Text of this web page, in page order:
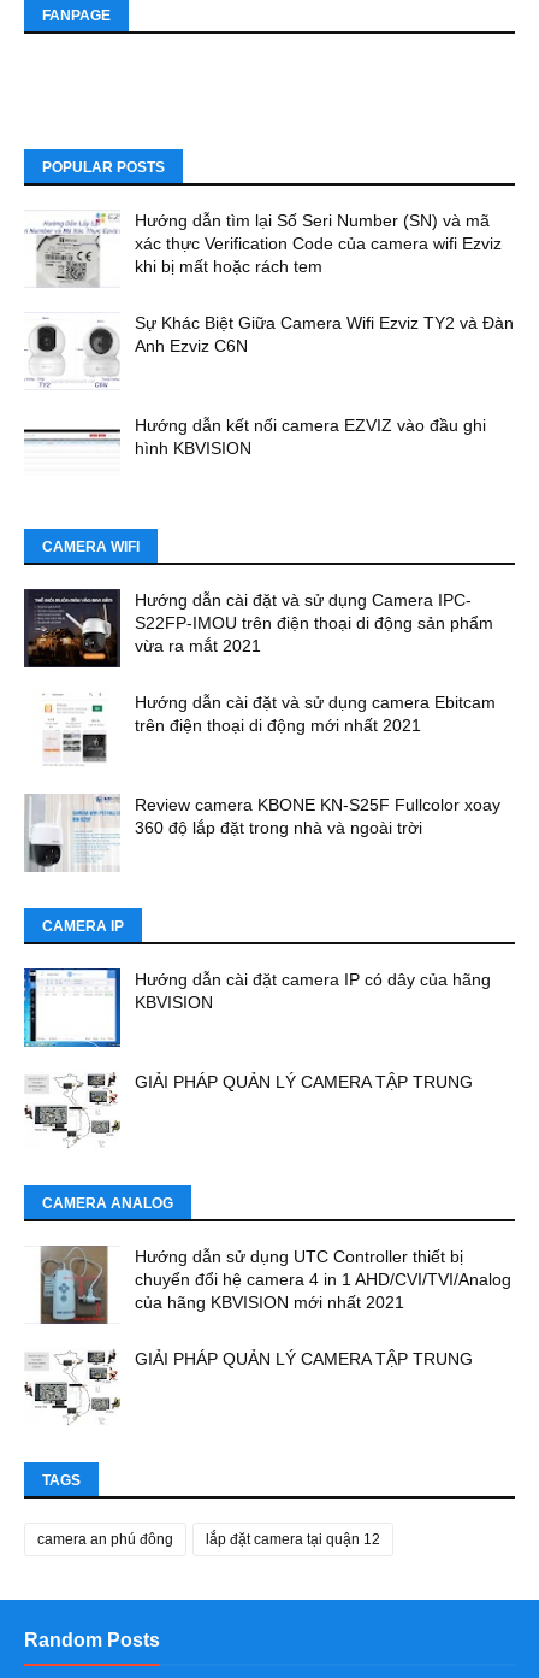
FANPAGE
POPULAR POSTS
Hướng dẫn tìm lại Số Seri Number (SN) và mã
xác thực Verification Code của camera wifi Ezviz
khi bị mất hoặc rách tem
Sự Khác Biệt Giữa Camera Wifi Ezviz TY2 và Đàn
Anh Ezviz C6N
Hướng dẫn kết nối camera EZVIZ vào đầu ghi
hình KBVISION
CAMERA WIFI
Hướng dẫn cài đặt và sử dụng Camera IPC-
S22FP-IMOU trên điện thoại di động sản phẩm
vừa ra mắt 2021
Hướng dẫn cài đặt và sử dụng camera Ebitcam
trên điện thoại di động mới nhất 2021
Review camera KBONE KN-S25F Fullcolor xoay
360 độ lắp đặt trong nhà và ngoài trời
CAMERA IP
Hướng dẫn cài đặt camera IP có dây của hãng
KBVISION
GIẢI PHÁP QUẢN LÝ CAMERA TẬP TRUNG
CAMERA ANALOG
Hướng dẫn sử dụng UTC Controller thiết bị
chuyển đổi hệ camera 4 in 1 AHD/CVI/TVI/Analog
của hãng KBVISION mới nhất 2021
GIẢI PHÁP QUẢN LÝ CAMERA TẬP TRUNG
TAGS
camera an phú đông lắp đặt camera tại quận 12
Random Posts